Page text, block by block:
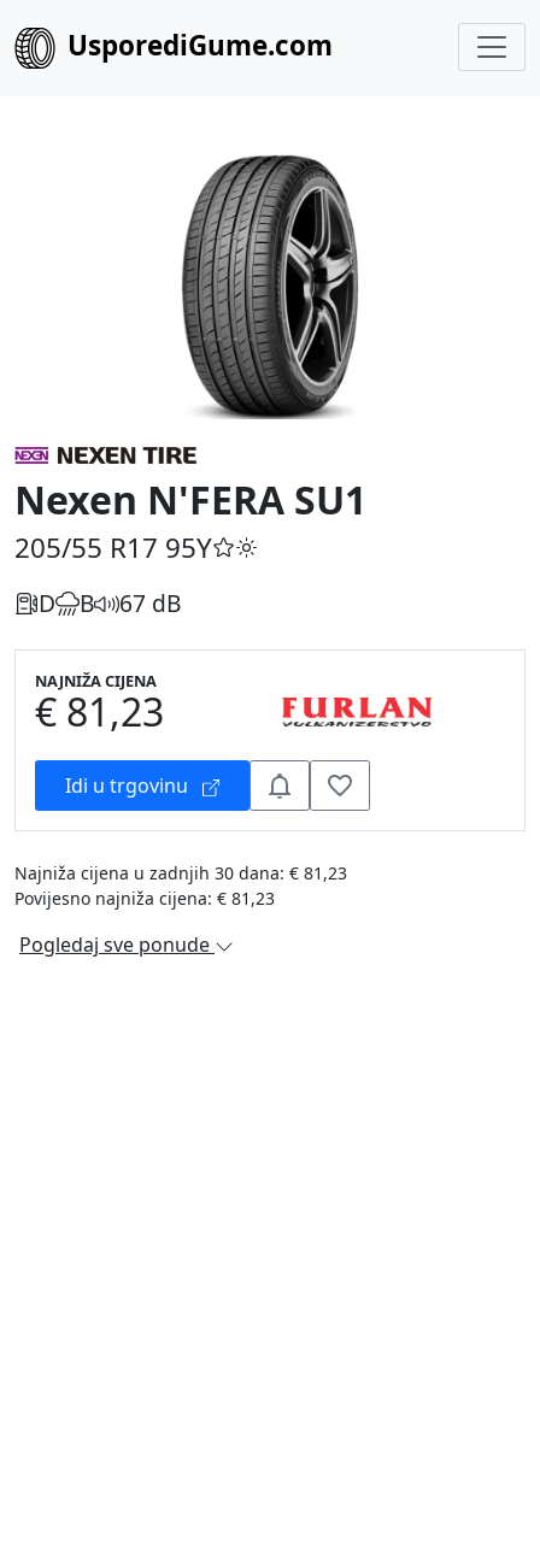
UsporediGume.com
Nexen N'FERA SU1
205/55 R17 95Y
D B 67 dB
NAJNIŽA CIJENA
€ 81,23
Idi u trgovinu
Najniža cijena u zadnjih 30 dana: € 81,23
Povijesno najniža cijena: € 81,23
Pogledaj sve ponude